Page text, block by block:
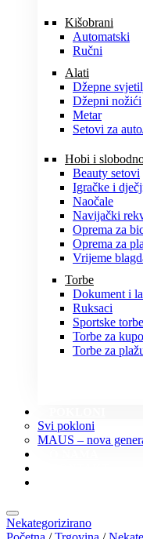
Kišobrani
Automatski
Ručni
Alati
Džepne
Džepni nožići
Metar
Setovi za
Hobi i
Beauty setovi
Igračke i
Naočale
Navijački
Oprema za
Oprema za
Vrijeme
Torbe
Dokument i
Ruksaci
Sportske torbe
Torbe za
Torbe za
Svi pokloni
MAUS – nova
Nekategorizirano